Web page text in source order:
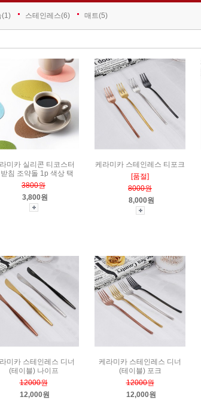
(1) 스테인레스(6) 매트(5)
미카 실리콘 티코스터
침 조약돌 1p 색상 택
3800원
3,800원
케라미카 스테인레스 티포크
[품절]
8000원
8,000원
미카 스테인레스 디너
(테이블) 나이프
12000원
12,000원
케라미카 스테인레스 디너
(테이블) 포크
12000원
12,000원